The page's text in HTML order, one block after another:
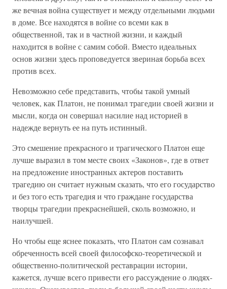
же вечная война существует и между отдельными людьми
в доме. Все находятся в войне со всеми как в
общественной, так и в частной жизни, и каждый
находится в войне с самим собой. Вместо идеальных
основ жизни здесь проповедуется звериная борьба всех
против всех.
Невозможно себе представить, чтобы такой умный
человек, как Платон, не понимал трагедии своей жизни и
мысли, когда он совершал насилие над историей в
надежде вернуть ее на путь истинный.
Это смешение прекрасного и трагического Платон еще
лучше выразил в том месте своих «Законов», где в ответ
на предложение иностранных актеров поставить
трагедию он считает нужным сказать, что его государство
и без того есть трагедия и что граждане государства
творцы трагедии прекраснейшей, сколь возможно, и
наилучшей.
Но чтобы еще яснее показать, что Платон сам сознавал
обреченность всей своей философско-теоретической и
общественно-политической реставрации истории,
кажется, лучше всего привести его рассуждение о людях-